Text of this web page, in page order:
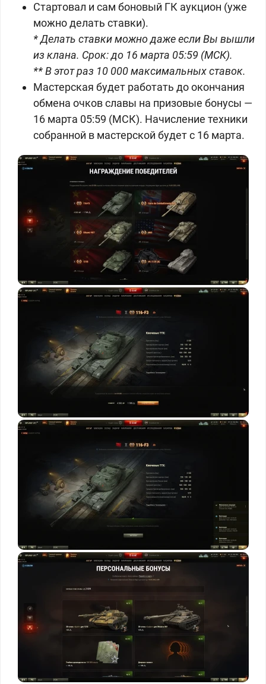
Стартовал и сам боновый ГК аукцион (уже
можно делать ставки).
* Делать ставки можно даже если Вы вышли
из клана. Срок: до 16 марта 05:59 (МСК).
** В этот раз 10 000 максимальных ставок.
Мастерская будет работать до окончания
обмена очков славы на призовые бонусы —
16 марта 05:59 (МСК). Начисление техники
собранной в мастерской будет с 16 марта.